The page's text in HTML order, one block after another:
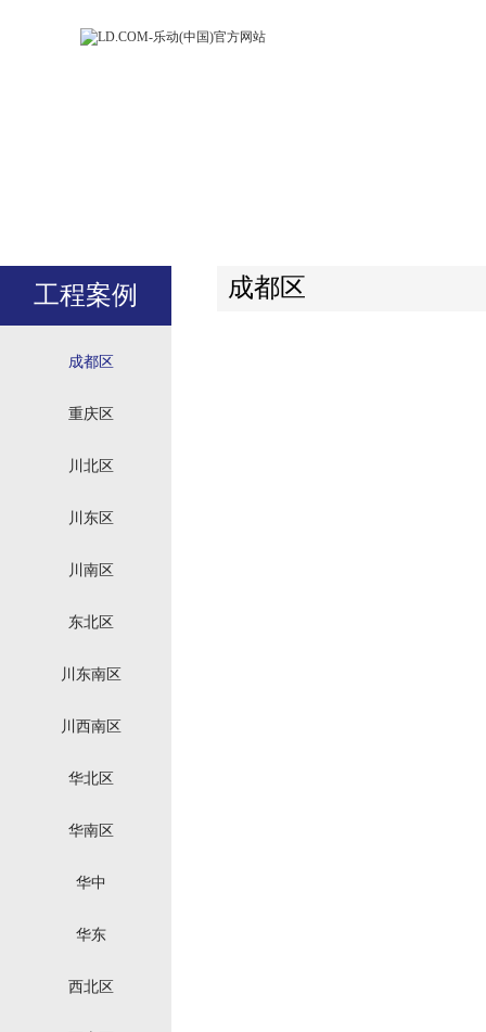
工程案例
成都区
重庆区
川北区
川东区
川南区
东北区
川东南区
川西南区
华北区
华南区
华中
华东
西北区
成都区